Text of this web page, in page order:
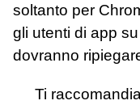
soltanto per
gli utenti di app su
dovranno
Ti